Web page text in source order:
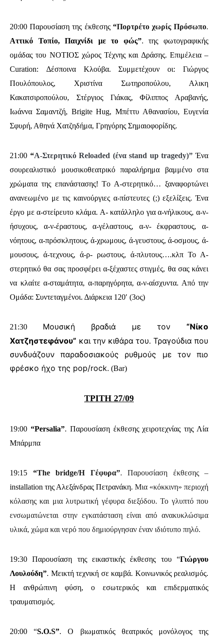
20:00Παρουσίαση της έκθεσης“Πορτρέτο χωρίς Πρόσωπο.
Αττικό Τοπίο, Παιχνίδι με το φώς”.της φωτογραφικής
ομάδας του ΝΟΤΙΟΣ χώρος Τέχνης και Δράσης. Επιμέλεια –
Curation: Δέσποινα Κλούβα. Συμμετέχουν οι: Γιώργος
Πουλόπουλος, Χριστίνα Σωτηροπούλου, Αλικη
Κακατσιροπούλου, Στέργιος Γιάκας, Φίλιππος Αραβανής,
Ιωάννα Σαμαντζή, Brigite Hug, Μπέττυ Αθανασίου, Ευγενία
Σφυρή, Αθηνά Χατζηδήμα, Γρηγόρης Σημαιοφορίδης.
21:00 “Α-Στερητικό Reloaded (ένα stand up tragedy)”Ένα
σουρεαλιστικό μουσικοθεατρικό παραλήρημα βαμμένο στα
χρώματα της επανάστασης! Tο Α-στερητικό… ξαναφορτώνει
ανανεωμένο με τις καινούργιες α-πίστευτες (;) εξελίξεις. Ένα
έργο με α-στείρευτο κλάμα. Α- κατάλληλο για α-νήλικους, α-ν-
ήσυχους, α-ν-έραστους, α-γέλαστους, α-ν- έκφραστους, α-
νόητους, α-πρόσκλητους, ά-χρωμους, ά-γευστους, ά-οσμους, ά-
μουσους, ά-τεχνους, ά-ρ- ρωστους, ά-πλυτους….κλπ Το Α-
στερητικό θα σας προσφέρει α-ξέχαστες στιγμές, θα σας κάνει
να κλαίτε α-σταμάτητα, α-παρηγόρητα, α-ν-αίσχυντα. Από την
Ομάδα: Συντεταγμένοι. Διάρκεια 120′ (3ος)
21:30 Μουσική βραδιά με τον “Νίκο
Χατζηστεφάνου” και την κιθάρα του. Τραγούδια που
συνδυάζουν παραδοσιακούς ρυθμούς με τον πιο
φρέσκο ήχο της pop/rock. (Bar)
ΤΡΙΤΗ 27/09
19:00 “Persalia”. Παρουσίαση έκθεσης χειροτεχνίας της Λία
Μπάρμπα
19:15 “The bridge/Η Γέφυρα”. Παρουσίαση έκθεσης –
installation της Αλεξάνδρας Πετρανάκη. Μια «κόκκινη» περιοχή
κόλασης και μια λυτρωτική γέφυρα διεξόδου. Το γλυπτό που
ενσωματώνεται στην εγκατάσταση είναι από ανακυκλώσιμα
υλικά, χώμα και νερό που δημιούργησαν έναν ιδιότυπο πηλό.
19:30Παρουσίαση της εικαστικής έκθεσης του“Γιώργου
Λουλούδη”. Μεικτή τεχνική σε καμβά. Κοινωνικός ρεαλισμός.
Η ανθρώπινη φύση, ο εσωτερικός και επιδερματικός
τραυματισμός.
20:00 “S.O.S”. Ο βιωματικός θεατρικός μονόλογος της